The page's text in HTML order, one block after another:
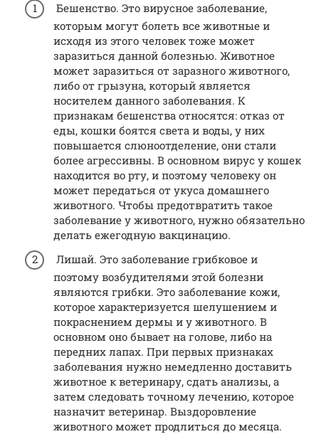
Бешенство. Это вирусное заболевание,
которым могут болеть все животные и
исходя из этого человек тоже может
заразиться данной болезнью. Животное
может заразиться от заразного животного,
либо от грызуна, который является
носителем данного заболевания. К
признакам бешенства относятся: отказ от
еды, кошки боятся света и воды, у них
повышается слюноотделение, они стали
более агрессивны. В основном вирус у кошек
находится во рту, и поэтому человеку он
может передаться от укуса домашнего
животного. Чтобы предотвратить такое
заболевание у животного, нужно обязательно
делать ежегодную вакцинацию.
Лишай. Это заболевание грибковое и
поэтому возбудителями этой болезни
являются грибки. Это заболевание кожи,
которое характеризуется шелушением и
покраснением дермы и у животного. В
основном оно бывает на голове, либо на
передних лапах. При первых признаках
заболевания нужно немедленно доставить
животное к ветеринару, сдать анализы, а
затем следовать точному лечению, которое
назначит ветеринар. Выздоровление
животного может продлиться до месяца.